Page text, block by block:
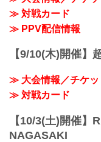
≫ 対戦カード
≫ PPV配信情報
【9/10(木)開催】
≫ 大会情報／チケッ
≫ 対戦カード
【10/3(土)開催
NAGASAKI